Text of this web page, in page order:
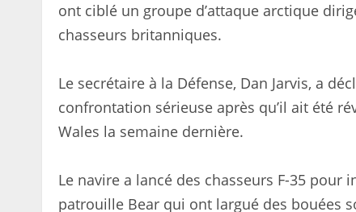
ont ciblé un groupe d’attaque arctique
chasseurs britanniques.
Le secrétaire à la Défense, Dan Jarvis, a
confrontation sérieuse après qu’il ait été
Wales la semaine dernière.
Le navire a lancé des chasseurs F-35
patrouille Bear qui ont largué des bouées